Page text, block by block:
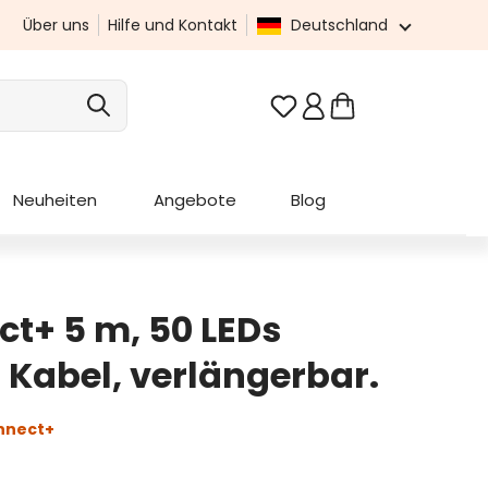
Über uns Hilfe und Kontakt Deutschland
Du hast 0 Produkte
Neuheiten Angebote Blog
5 m, 50 LEDs
verlängerbar.